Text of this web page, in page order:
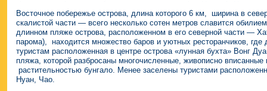
Восточное побережье острова, длина которого 6 км, ширина в
скалистой части — всего несколько сотен метров славится
длинном пляже острова, расположенном в его северной части —
парома), находится множество баров и уютных ресторанчиков,
туристам расположенная в центре острова «лунная бухта» Вонг
пляжа, которой разбросаны многочисленные, живописно
растительностью бунгало. Менее заселены туристами
Нуан, Чао.